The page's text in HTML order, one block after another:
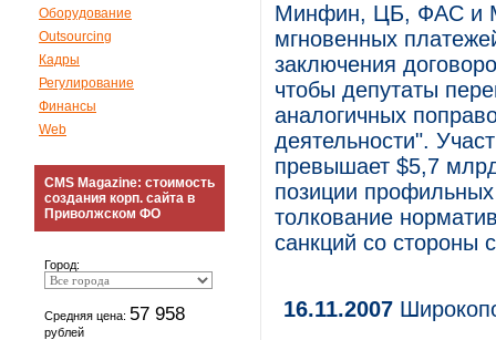
Оборудование
Outsourcing
Кадры
Регулирование
Финансы
Web
CMS Magazine: стоимость
создания корп. сайта в
Приволжском ФО
Город:
Средняя цена: 57 958
рублей
Минфин, ЦБ, ФАС и
мгновенных
заключения
чтобы депутаты
аналогичных
деятельности".
превышает $5,7
позиции
толкование
санкций со стороны
16.11.2007